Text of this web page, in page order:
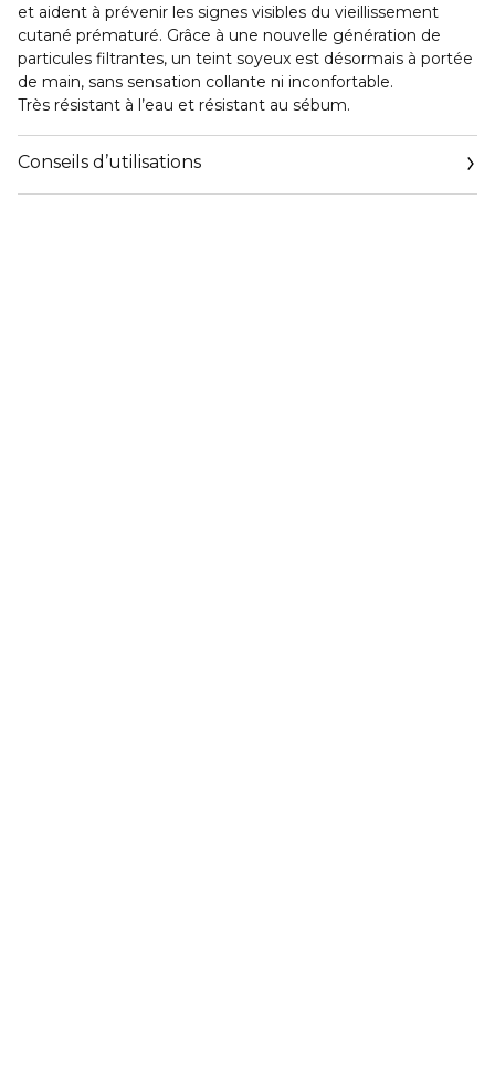
et aident à prévenir les signes visibles du vieillissement
cutané prématuré. Grâce à une nouvelle génération de
particules filtrantes, un teint soyeux est désormais à portée
de main, sans sensation collante ni inconfortable.
Très résistant à l’eau et résistant au sébum.
Conseils d’utilisations